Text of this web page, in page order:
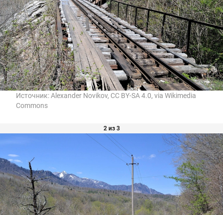
Источник:Alexander Novikov, CC BY-SA 4.0, via Wikimedia
Commons
2 из 3